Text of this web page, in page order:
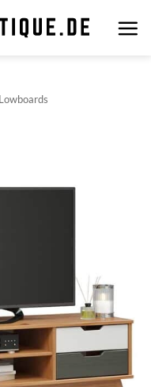
Lowboards